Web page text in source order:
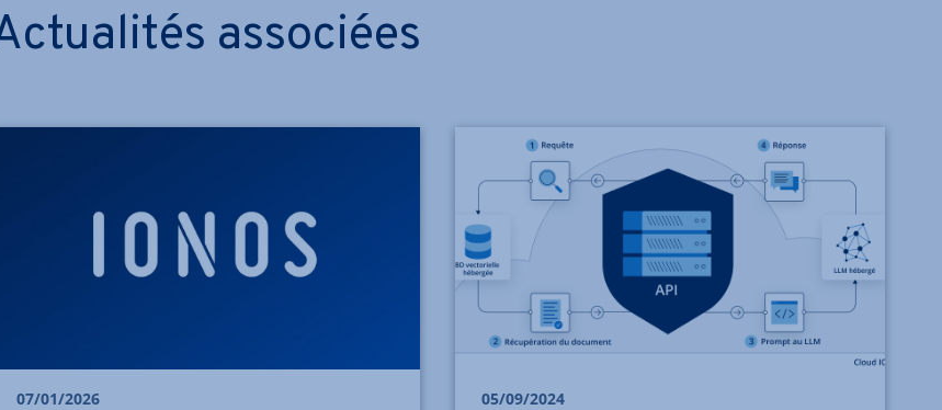
associées
07/01/2026 05/09/2024